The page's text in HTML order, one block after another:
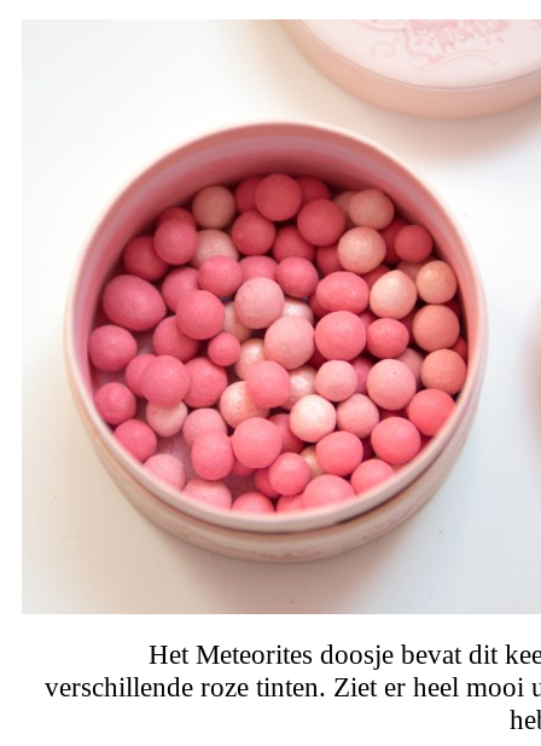
Het Meteorites doosje bevat dit
verschillende roze tinten. Ziet er heel mooi